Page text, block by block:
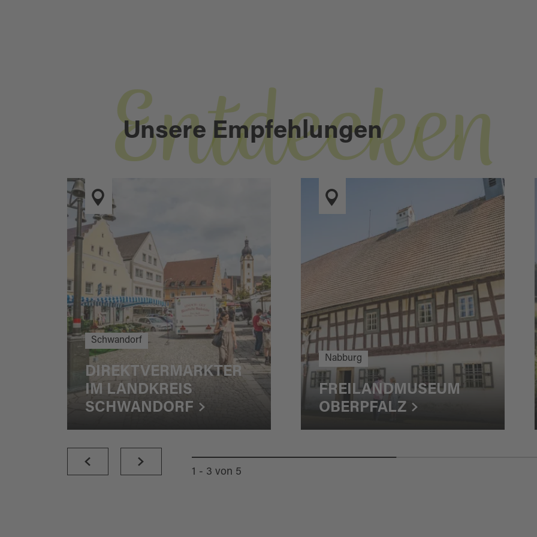
Unsere Empfehlungen
Entdecken
Schwandorf
DIREKTVERMARKTER
IM LANDKREIS
SCHWANDORF
Nabburg
FREILANDMUSEUM
OBERPFALZ
1 - 3 von 5